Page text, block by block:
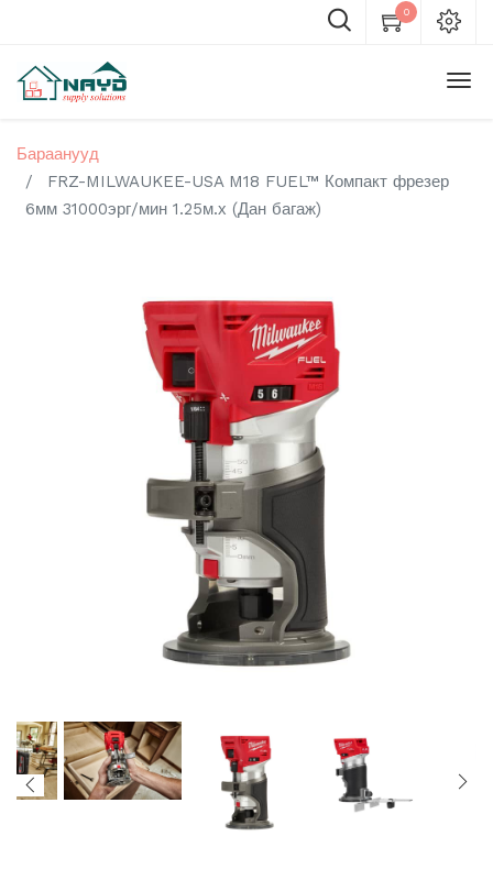
0
Бараанууд
FRZ-MILWAUKEE-USA M18 FUEL™ Компакт фрезер
6мм 31000эрг/мин 1.25м.х (Дан багаж)